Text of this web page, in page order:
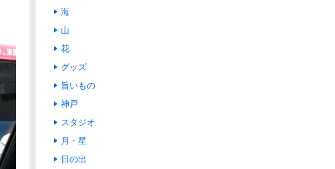
海
山
花
グッズ
旨いもの
神戸
スタジオ
月・星
日の出